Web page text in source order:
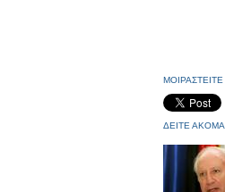
ΜΟΙΡΑΣΤΕΙΤΕ
ΔΕΙΤΕ ΑΚΟΜΑ